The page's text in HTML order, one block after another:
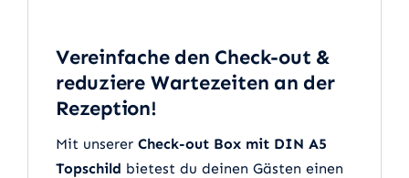
Vereinfache den Check-out &
reduziere Wartezeiten an der
Rezeption!
Mit unserer Check-out Box mit DIN A5
Topschild bietest du deinen Gästen einen